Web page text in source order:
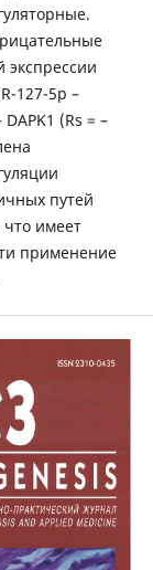
127-5p –
(Rs = –
путей
что имеет
применение